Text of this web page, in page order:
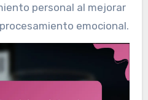
personal al mejorar
emocional.